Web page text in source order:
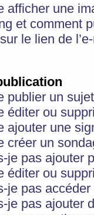
afficher une
et comment
le lien de
publier un
éditer ou
ajouter une
créer un
je pas ajouter
éditer ou
je pas
je pas ajouter